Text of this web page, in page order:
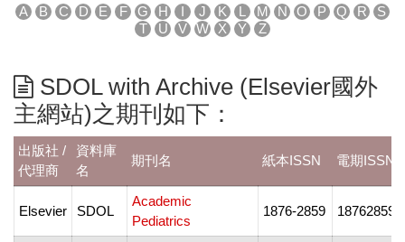
A B C D E F G H I J K L M N O P Q R
S
T
U V W X Y Z
SDOL with Archive (Elsevier國外
主網站)之期刊如下：
出版社 /
代理商
資料庫
名
期刊名 紙本ISSN 電期ISSN
Elsevier SDOL
Academic
Pediatrics
1876-2859 18762859